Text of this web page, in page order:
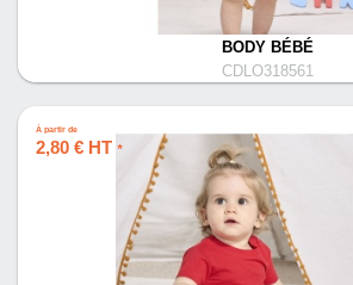
BODY BÉBÉ
CDLO318561
À partir de
2,80 € HT *